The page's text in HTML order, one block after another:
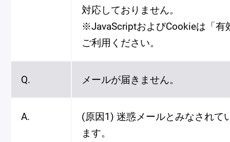
対応しておりません。
※JavaScriptおよびCookieは「有
ご利用ください。
Q. メールが届きません。
A.
(原因1) 迷惑メールとみなされて
ます。